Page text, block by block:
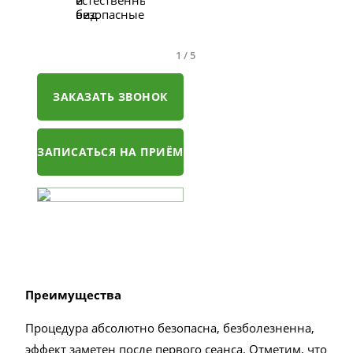
вид
безопасные
1 / 5
ЗАКАЗАТЬ ЗВОНОК
ЗАПИСАТЬСЯ НА ПРИЁМ
Преимущества
Процедура абсолютно безопасна, безболезненна,
эффект заметен после первого сеанса. Отметим, что